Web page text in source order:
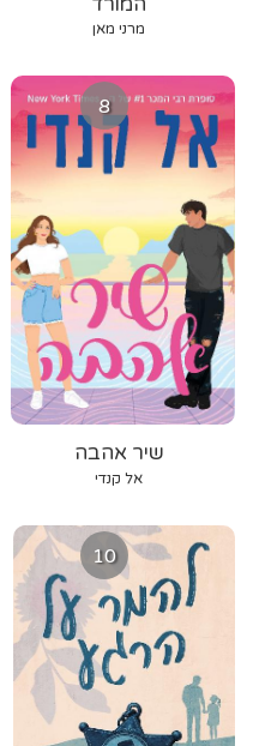
מרני מאן
8
שיר אהבה
אל קנדי
10